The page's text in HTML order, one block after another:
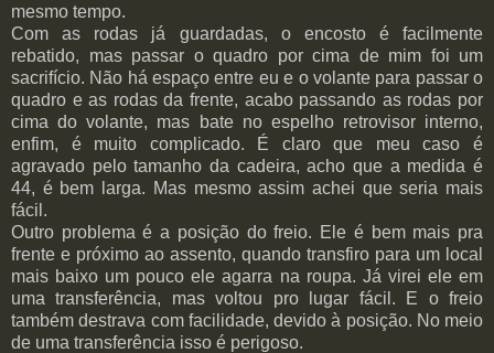
mesmo tempo.
Com as rodas já guardadas, o encosto é facilmente
rebatido, mas passar o quadro por cima de mim foi um
sacrifício. Não há espaço entre eu e o volante para passar o
quadro e as rodas da frente, acabo passando as rodas por
cima do volante, mas bate no espelho retrovisor interno,
enfim, é muito complicado. É claro que meu caso é
agravado pelo tamanho da cadeira, acho que a medida é
44, é bem larga. Mas mesmo assim achei que seria mais
fácil.
Outro problema é a posição do freio. Ele é bem mais pra
frente e próximo ao assento, quando transfiro para um local
mais baixo um pouco ele agarra na roupa. Já virei ele em
uma transferência, mas voltou pro lugar fácil. E o freio
também destrava com facilidade, devido à posição. No meio
de uma transferência isso é perigoso.